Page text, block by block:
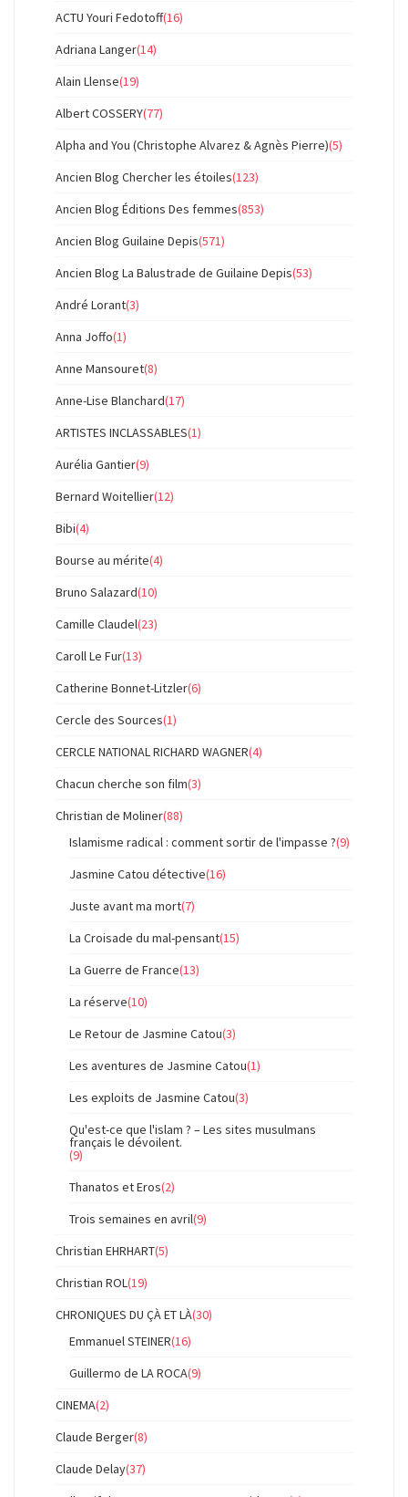
ACTU Youri Fedotoff(16)
Adriana Langer(14)
Alain Llense(19)
Albert COSSERY(77)
Alpha and You (Christophe Alvarez & Agnès Pierre)(5)
Ancien Blog Chercher les étoiles(123)
Ancien Blog Éditions Des femmes(853)
Ancien Blog Guilaine Depis(571)
Ancien Blog La Balustrade de Guilaine Depis(53)
André Lorant(3)
Anna Joffo(1)
Anne Mansouret(8)
Anne-Lise Blanchard(17)
ARTISTES INCLASSABLES(1)
Aurélia Gantier(9)
Bernard Woitellier(12)
Bibi(4)
Bourse au mérite(4)
Bruno Salazard(10)
Camille Claudel(23)
Caroll Le Fur(13)
Catherine Bonnet-Litzler(6)
Cercle des Sources(1)
CERCLE NATIONAL RICHARD WAGNER(4)
Chacun cherche son film(3)
Christian de Moliner(88)
Islamisme radical : comment sortir de l'impasse ?(9)
Jasmine Catou détective(16)
Juste avant ma mort(7)
La Croisade du mal-pensant(15)
La Guerre de France(13)
La réserve(10)
Le Retour de Jasmine Catou(3)
Les aventures de Jasmine Catou(1)
Les exploits de Jasmine Catou(3)
Qu'est-ce que l'islam ? – Les sites musulmans
français le dévoilent.
(9)
Thanatos et Eros(2)
Trois semaines en avril(9)
Christian EHRHART(5)
Christian ROL(19)
CHRONIQUES DU ÇÀ ET LÀ(30)
Emmanuel STEINER(16)
Guillermo de LA ROCA(9)
CINEMA(2)
Claude Berger(8)
Claude Delay(37)